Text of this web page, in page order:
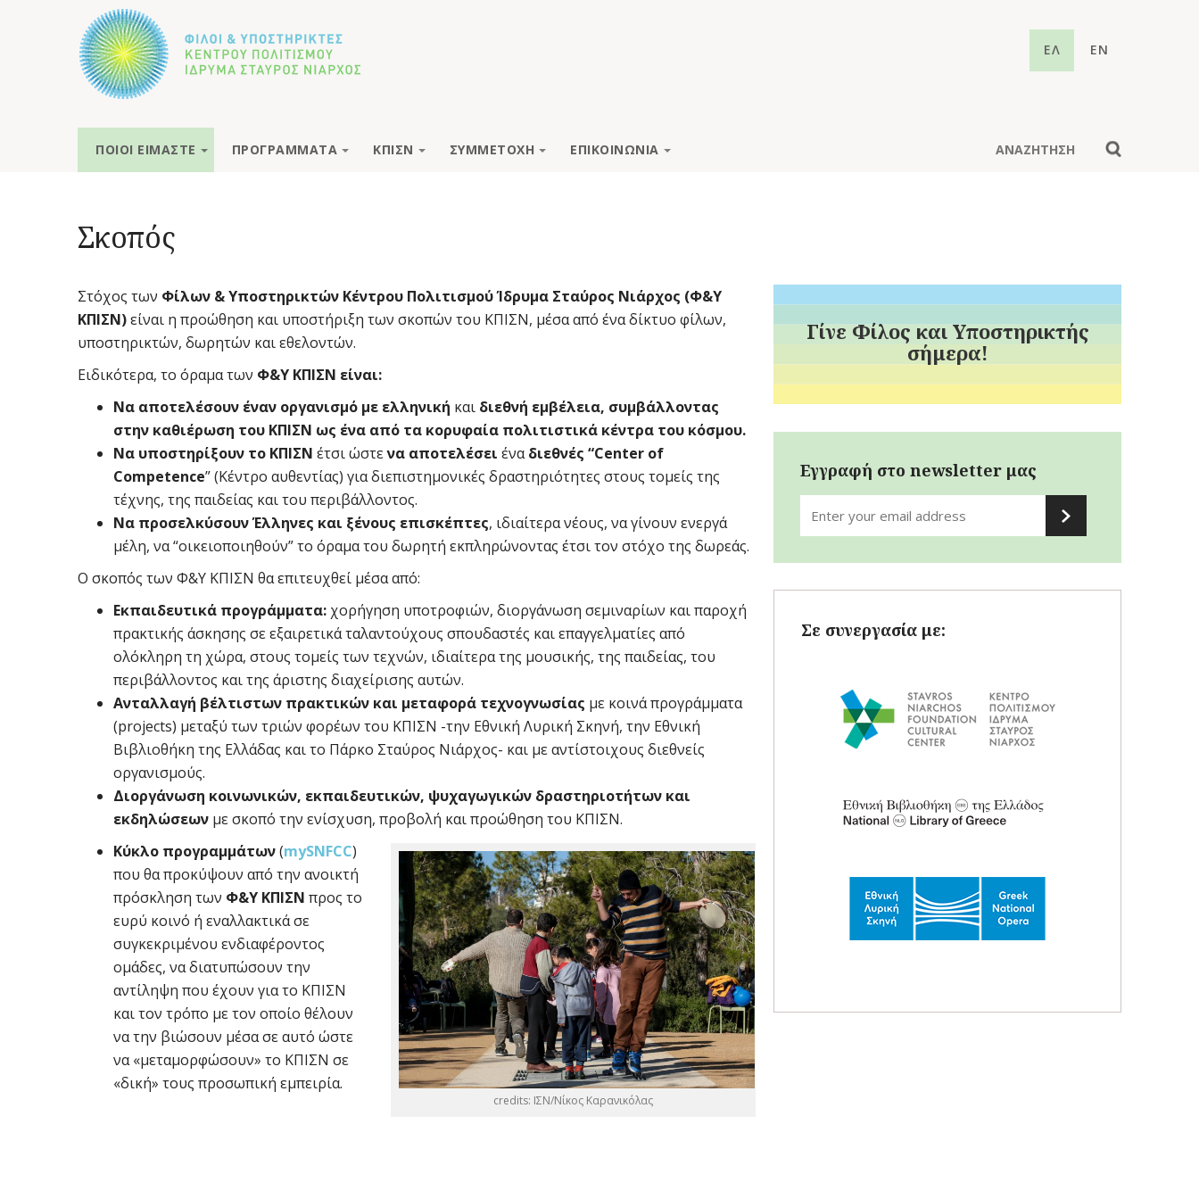
ΕΛ EN
ΠΟΙΟΙ ΕΙΜΑΣΤΕ ΠΡΟΓΡΑΜΜΑΤΑ ΚΠΙΣΝ ΣΥΜΜΕΤΟΧΗ ΕΠΙΚΟΙΝΩΝΙΑ
Σκοπός
Στόχος των Φίλων & Υποστηρικτών Κέντρου Πολιτισμού Ίδρυμα Σταύρος Νιάρχος (Φ&Υ
ΚΠΙΣΝ)είναι η προώθηση και υποστήριξη των σκοπών του ΚΠΙΣΝ, μέσα από ένα δίκτυο φίλων,
υποστηρικτών, δωρητών και εθελοντών.
Ειδικότερα, το όραμα των Φ&Υ ΚΠΙΣΝ είναι:
Να αποτελέσουν έναν οργανισμό με ελληνική και διεθνή εμβέλεια, συμβάλλοντας
στην καθιέρωση του ΚΠΙΣΝ ως ένα από τα κορυφαία πολιτιστικά κέντρα του κόσμου.
Να υποστηρίξουν το ΚΠΙΣΝ έτσι ώστενα αποτελέσει έναδιεθνές “Center of
Competence” (Κέντρο αυθεντίας) για διεπιστημονικές δραστηριότητες στους τομείς της
τέχνης, της παιδείας και του περιβάλλοντος.
Να προσελκύσουν Έλληνες και ξένους επισκέπτες, ιδιαίτερα νέους, να γίνουν ενεργά
μέλη, να “οικειοποιηθούν” το όραμα του δωρητή εκπληρώνοντας έτσι τον στόχο της δωρεάς.
Ο σκοπός των Φ&Υ ΚΠΙΣΝ θα επιτευχθεί μέσα από:
Εκπαιδευτικά προγράμματα: χορήγηση υποτροφιών, διοργάνωση σεμιναρίων και παροχή
πρακτικής άσκησης σε εξαιρετικά ταλαντούχους σπουδαστές και επαγγελματίες από
ολόκληρη τη χώρα, στους τομείς των τεχνών, ιδιαίτερα της μουσικής, της παιδείας, του
περιβάλλοντος και της άριστης διαχείρισης αυτών.
Ανταλλαγή βέλτιστων πρακτικών και μεταφορά τεχνογνωσίας με κοινά προγράμματα
(projects) μεταξύ των τριών φορέων του ΚΠΙΣΝ -την Εθνική Λυρική Σκηνή, την Εθνική
Βιβλιοθήκη της Ελλάδας και το Πάρκο Σταύρος Νιάρχος- και με αντίστοιχους διεθνείς
οργανισμούς.
Διοργάνωση κοινωνικών, εκπαιδευτικών, ψυχαγωγικών δραστηριοτήτων και
εκδηλώσεων με σκοπό την ενίσχυση, προβολή και προώθηση του ΚΠΙΣΝ.
credits: ΙΣΝ/Νίκος Καρανικόλας
Κύκλο προγραμμάτων(mySNFCC)
που θα προκύψουν από την ανοικτή
πρόσκληση των Φ&Υ ΚΠΙΣΝ προς το
ευρύ κοινό ή εναλλακτικά σε
συγκεκριμένου ενδιαφέροντος
ομάδες, να διατυπώσουν την
αντίληψη που έχουν για το ΚΠΙΣΝ
και τον τρόπο με τον οποίο θέλουν
να την βιώσουν μέσα σε αυτό ώστε
να «μεταμορφώσουν» το ΚΠΙΣΝ σε
«δική» τους προσωπική εμπειρία.
Γίνε Φίλος και Υποστηρικτής
σήμερα!
Εγγραφή στο newsletter μας
Σε συνεργασία με: